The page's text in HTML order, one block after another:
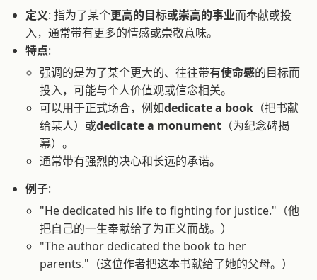
定义: 指为了某个更高的目标或崇高的事业而奉献或投
入，通常带有更多的情感或崇敬意味。
特点:
强调的是为了某个更大的、往往带有使命感的目标而
投入，可能与个人价值观或信念相关。
可以用于正式场合，例如dedicate a book （把书献
给某人）或dedicate a monument （为纪念碑揭
幕）。
通常带有强烈的决心和长远的承诺。
例子:
"He dedicated his life to fighting for justice."（他
把自己的一生奉献给了为正义而战。）
"The author dedicated the book to her
parents."（这位作者把这本书献给了她的父母。）